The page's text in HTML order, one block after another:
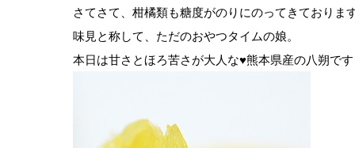
さてさて、柑橘類も糖度がのりにのってきておりま
味見と称して、ただのおやつタイムの娘。
本日は甘さとほろ苦さが大人な♥熊本県産の八朔で